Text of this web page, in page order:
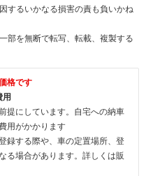
するいかなる損害の責も負いかね
部を無断で転写、転載、複製する
格です
用
提にしています。自宅への納車
用がかかります
録する際や、車の定置場所、登
る場合があります。詳しくは販